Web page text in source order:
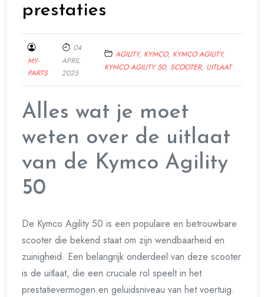
prestaties
MY-
PARTS
04
APRIL
2025
AGILITY, KYMCO, KYMCO AGILITY,
KYMCO AGILITY 50, SCOOTER, UITLAAT
Alles wat je moet
weten over de uitlaat
van de Kymco Agility
50
De Kymco Agility 50 is een populaire en betrouwbare
scooter die bekend staat om zijn wendbaarheid en
zuinigheid. Een belangrijk onderdeel van deze scooter
is de uitlaat, die een cruciale rol speelt in het
prestatievermogen en geluidsniveau van het voertuig.